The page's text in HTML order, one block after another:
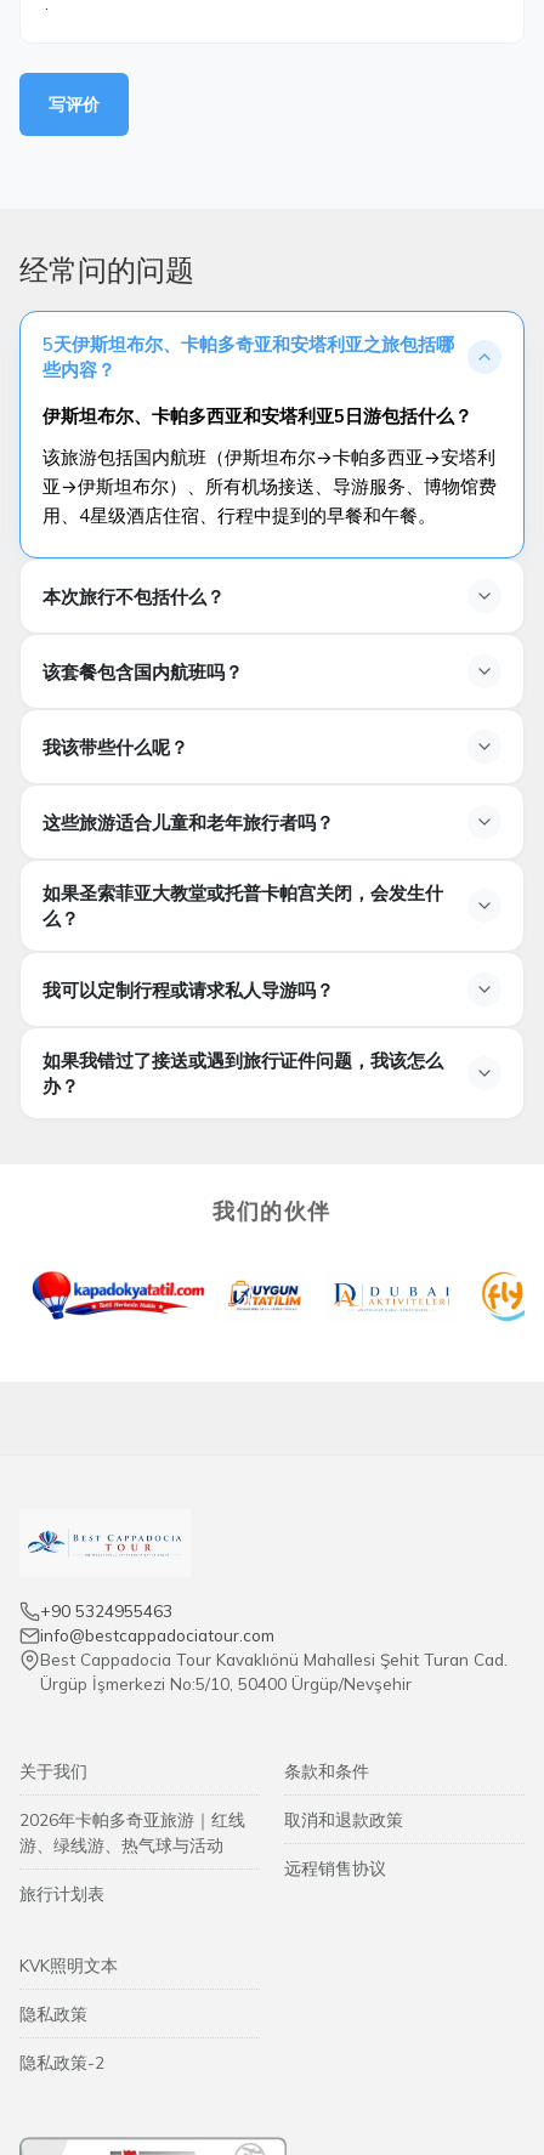
写评价
经常问的问题
5天伊斯坦布尔、卡帕多奇亚和安塔利亚之旅包括哪
些内容？
伊斯坦布尔、卡帕多西亚和安塔利亚5日游包括什么？
该旅游包括国内航班（伊斯坦布尔→卡帕多西亚→安塔利
亚→伊斯坦布尔）、所有机场接送、导游服务、博物馆费
用、4星级酒店住宿、行程中提到的早餐和午餐。
本次旅行不包括什么？
该套餐包含国内航班吗？
是的，行程中所有国内航班均包含在内。
我该带些什么呢？
舒适的步行鞋、季节性衣物、外套或风衣、太阳镜、帽
或信用卡，以及水瓶。
这些旅游适合儿童和老年旅行者吗？
是的，这些旅行适合所有年龄段，但请注意，有些地点可
如果圣索菲亚大教堂或托普卡帕宫关闭，会发生什
么？
圣索非亚大教堂在周一关闭，托普卡帕宫在周二关闭。如
馆（乔拉教堂）。大巴扎在周日关闭。
我可以定制行程或请求私人导游吗？
可以，这个旅游可以以
，并且可以根
如果我错过了接送或遇到旅行证件问题，我该怎么
办？
我们的伙伴
+90 5324955463
info@bestcappadociatour.com
Best Cappadocia Tour Kavaklıönü Mahallesi Şehit Turan Cad.
Ürgüp İşmerkezi No:5/10, 50400 Ürgüp/Nevşehir
关于我们
2026年卡帕多奇亚旅游｜红线
游、绿线游、热气球与活动
旅行计划表
条款和条件
取消和退款政策
远程销售协议
KVK照明文本
隐私政策
隐私政策-2